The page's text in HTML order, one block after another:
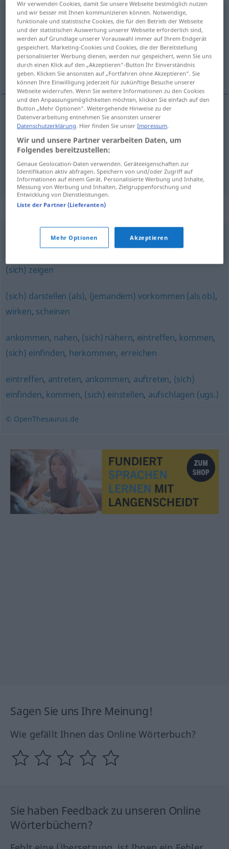
erscheinen
Übersicht aller Übersetzungen
(Für mehr Details die Übersetzung anklicken/antippen)
koma í ljós, birtast, koma, koma út
koma íljós,birtast erscheinen
koma erscheinen
komaút erscheinenBuch
Synonyme für "erscheinen"
aussehen
(sich) zeigen
(sich) darstellen (als), (jemandem) vorkommen (als ob),
wirken, scheinen
ankommen, nahen, (sich) nähern, eintreffen, kommen,
(sich) einfinden, herkommen, erreichen
eintreffen, antreten, ankommen, auftreten, (sich)
einfinden, kommen, (sich) einstellen, aufschlagen (ugs.)
© OpenThesaurus.de
Sagen Sie uns Ihre Meinung!
Wie gefällt Ihnen das Online Wörterbuch?
Sie haben Feedback zu unseren Online
Wörterbüchern?
Wir verwenden Cookies, damit Sie unsere Webseite bestmöglich nutzen
und wir besser mit Ihnen kommunizieren können. Notwendige,
funktionale und statistische Cookies, die für den Betrieb der Webseite
und der statistischen Auswertung unserer Webseite erforderlich sind,
werden auf Grundlage unserer Vorauswahl immer auf Ihrem Endgerät
gespeichert. Marketing-Cookies und Cookies, die der Bereitstellung
personalisierter Werbung dienen, werden nur gespeichert, wenn Sie uns
durch einen Klick auf den „Akzeptieren“-Button Ihr Einverständnis
geben. Klicken Sie ansonsten auf „Fortfahren ohne Akzeptieren“. Sie
können Ihre Einwilligung jederzeit für zukünftige Besuche unserer
Webseite widerrufen. Wenn Sie weitere Informationen zu den Cookies
und den Anpassungsmöglichkeiten möchten, klicken Sie einfach auf den
Button „Mehr Optionen“. Weitergehende Hinweise zu der
Datenverarbeitung entnehmen Sie ansonsten unserer
Datenschutzerklärung . Hier finden Sie unserImpressum
Wir und unsere Partner verarbeiten Daten, um
Folgendes bereitzustellen:
Genaue Geolocation-Daten verwenden. Geräteeigenschaften zur
Identifikation aktiv abfragen. Speichern von und/oder Zugriff auf
Informationen auf einem Gerät. Personalisierte Werbung und Inhalte,
Messung von Werbung und Inhalten, Zielgruppenforschung und
Entwicklung von Dienstleistungen.
Liste der Partner (Lieferanten)
Mehr Optionen Akzeptieren